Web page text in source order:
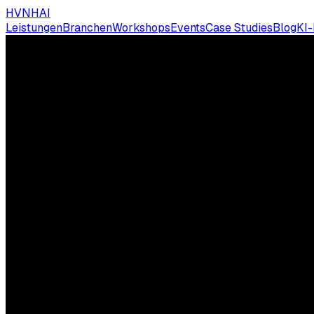
HVNHAI
LeistungenBranchenWorkshopsEventsCase StudiesBlog